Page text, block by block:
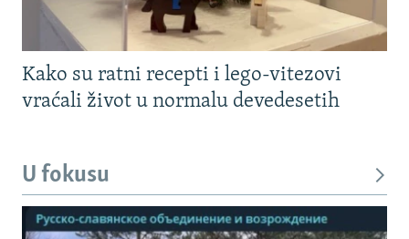
Kako su ratni recepti i lego-vitezovi
vraćali život u normalu devedesetih
U fokusu